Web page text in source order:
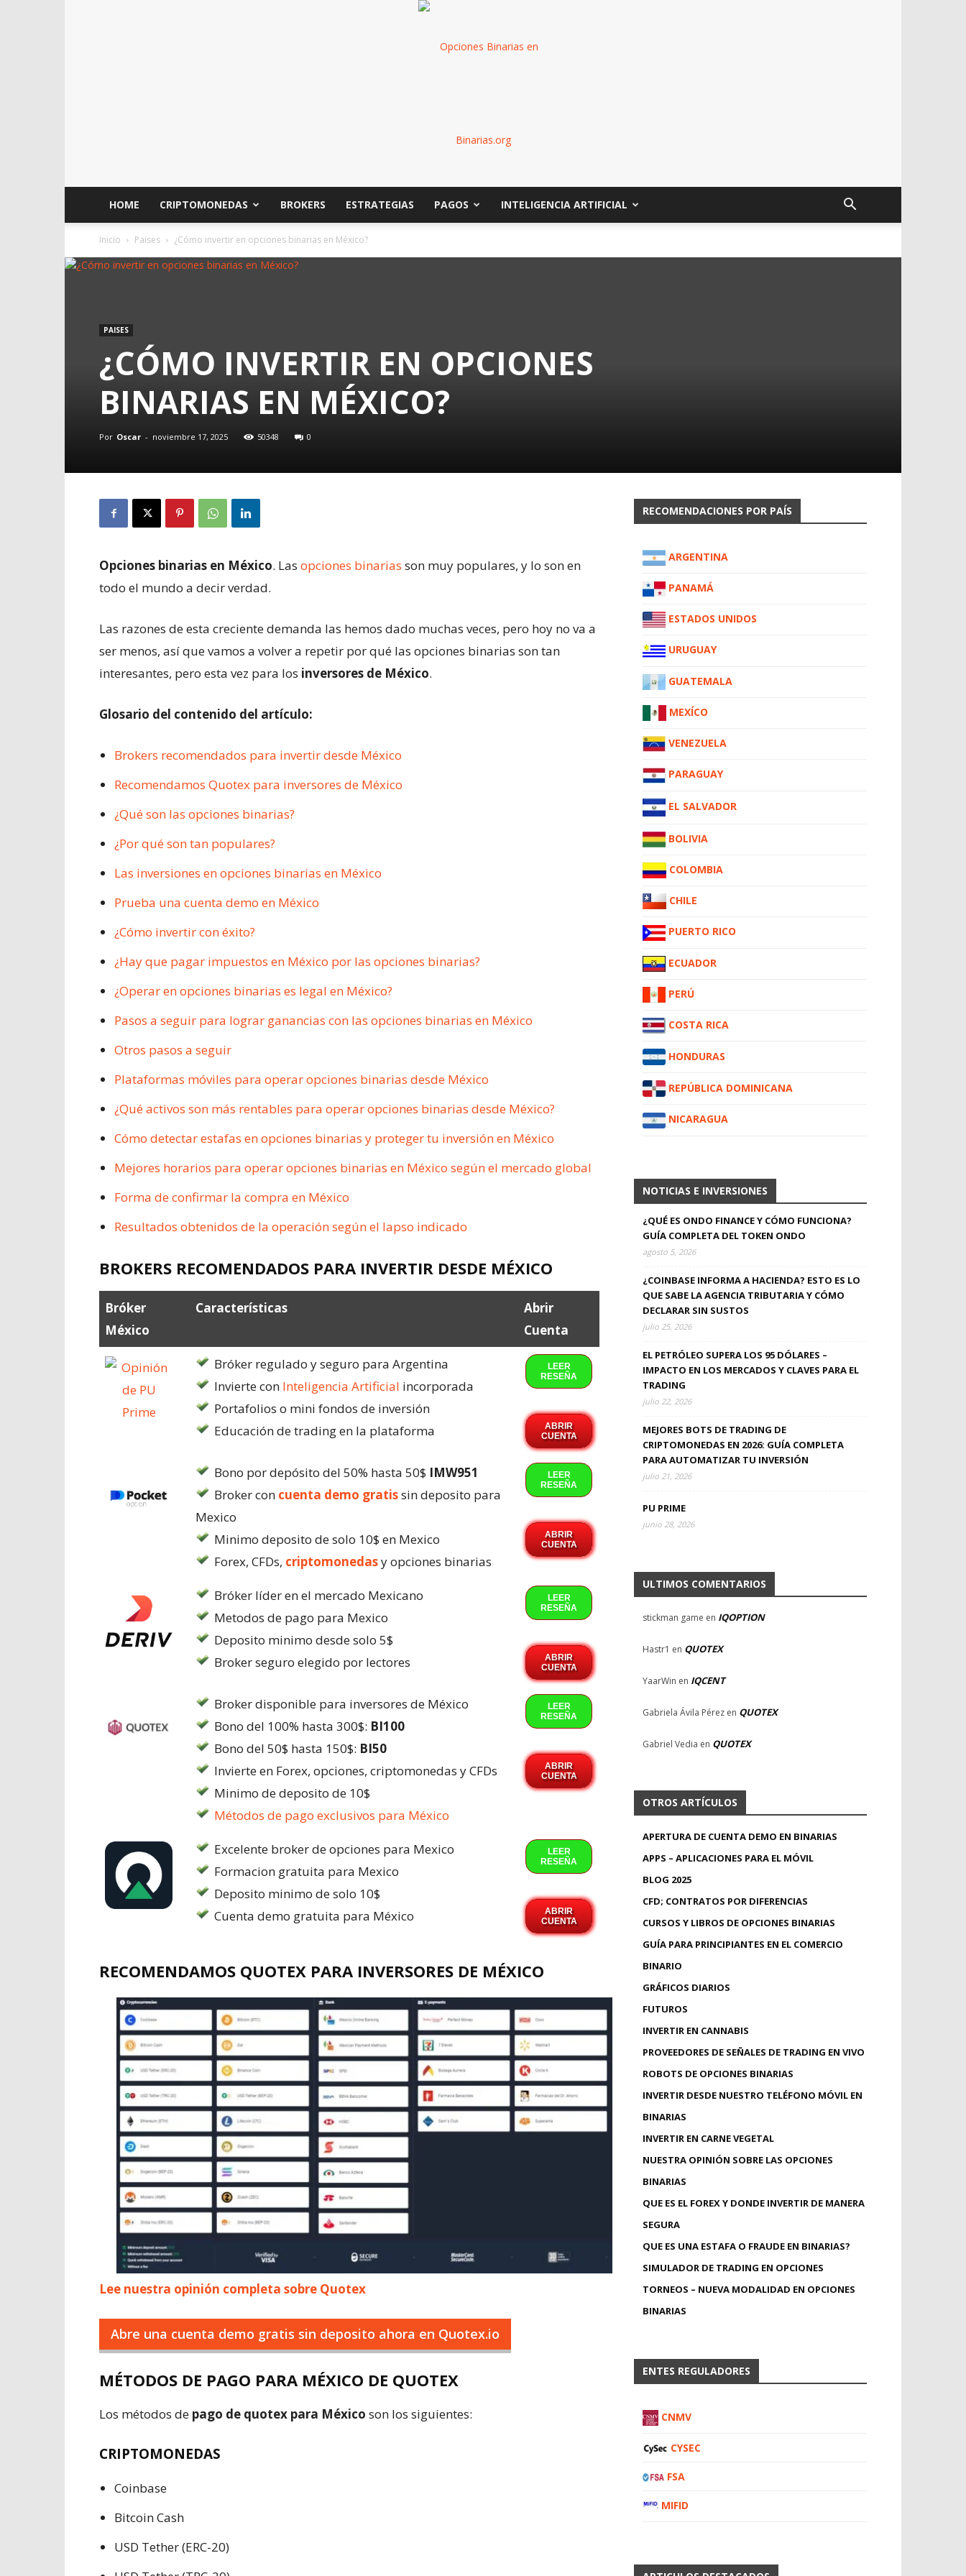
HOME CRIPTOMONEDAS BROKERS ESTRATEGIAS PAGOS INTELIGENCIA ARTIFICIAL
Inicio Paises ¿Cómo invertir en opciones binarias en México?
PAISES
¿CÓMO INVERTIR EN OPCIONES
BINARIAS EN MÉXICO?
Por Oscar - noviembre 17, 2025 50348 0
Opciones binarias en México. Las opciones binarias son muy populares, y lo son en
todo el mundo a decir verdad.
Las razones de esta creciente demanda las hemos dado muchas veces, pero hoy no va a
ser menos, así que vamos a volver a repetir por qué las opciones binarias son tan
interesantes, pero esta vez para los inversores de México.
Glosario del contenido del artículo:
Brokers recomendados para invertir desde México
Recomendamos Quotex para inversores de México
¿Qué son las opciones binarias?
¿Por qué son tan populares?
Las inversiones en opciones binarias en México
Prueba una cuenta demo en México
¿Cómo invertir con éxito?
¿Hay que pagar impuestos en México por las opciones binarias?
¿Operar en opciones binarias es legal en México?
Pasos a seguir para lograr ganancias con las opciones binarias en México
Otros pasos a seguir
Plataformas móviles para operar opciones binarias desde México
¿Qué activos son más rentables para operar opciones binarias desde México?
Cómo detectar estafas en opciones binarias y proteger tu inversión en México
Mejores horarios para operar opciones binarias en México según el mercado global
Forma de confirmar la compra en México
Resultados obtenidos de la operación según el lapso indicado
BROKERS RECOMENDADOS PARA INVERTIR DESDE MÉXICO
Bróker
México
Características
Abrir
Cuenta
Bróker regulado y seguro para Argentina
Invierte con Inteligencia Artificial incorporada
Portafolios o mini fondos de inversión
Educación de trading en la plataforma
LEER
RESEÑA
ABRIR
CUENTA
Bono por depósito del 50% hasta 50$ IMW951
Broker con cuenta demo gratissin deposito para
Mexico
Minimo deposito de solo 10$ en Mexico
Forex, CFDs, criptomonedasy opciones binarias
LEER
RESEÑA
ABRIR
CUENTA
Bróker líder en el mercado Mexicano
Metodos de pago para Mexico
Deposito minimo desde solo 5$
Broker seguro elegido por lectores
LEER
RESEÑA
ABRIR
CUENTA
Broker disponible para inversores de México
Bono del 100% hasta 300$: BI100
Bono del 50$ hasta 150$: BI50
Invierte en Forex, opciones, criptomonedas y CFDs
Minimo de deposito de 10$
Métodos de pago exclusivos para México
LEER
RESEÑA
ABRIR
CUENTA
Excelente broker de opciones para Mexico
Formacion gratuita para Mexico
Deposito minimo de solo 10$
Cuenta demo gratuita para México
LEER
RESEÑA
ABRIR
CUENTA
RECOMENDAMOS QUOTEX PARA INVERSORES DE MÉXICO
Lee nuestra opinión completa sobre Quotex
Abre una cuenta demo gratis sin deposito ahora en Quotex.io
MÉTODOS DE PAGO PARA MÉXICO DE QUOTEX
Los métodos de pago de quotex para México son los siguientes:
CRIPTOMONEDAS
Coinbase
Bitcoin Cash
USD Tether (ERC-20)
RECOMENDACIONES POR PAÍS
ARGENTINA
PANAMÁ
ESTADOS UNIDOS
URUGUAY
GUATEMALA
MEXÍCO
VENEZUELA
PARAGUAY
EL SALVADOR
BOLIVIA
COLOMBIA
CHILE
PUERTO RICO
ECUADOR
PERÚ
COSTA RICA
HONDURAS
REPÚBLICA DOMINICANA
NICARAGUA
NOTICIAS E INVERSIONES
¿QUÉ ES ONDO FINANCE Y CÓMO FUNCIONA?
GUÍA COMPLETA DEL TOKEN ONDO
agosto 5, 2026
¿COINBASE INFORMA A HACIENDA? ESTO ES LO
QUE SABE LA AGENCIA TRIBUTARIA Y CÓMO
DECLARAR SIN SUSTOS
julio 25, 2026
EL PETRÓLEO SUPERA LOS 95 DÓLARES –
IMPACTO EN LOS MERCADOS Y CLAVES PARA EL
TRADING
julio 22, 2026
MEJORES BOTS DE TRADING DE
CRIPTOMONEDAS EN 2026: GUÍA COMPLETA
PARA AUTOMATIZAR TU INVERSIÓN
julio 21, 2026
PU PRIME
junio 28, 2026
ULTIMOS COMENTARIOS
stickman game en IQOPTION
Hastr1 en QUOTEX
YaarWin en IQCENT
Gabriela Ávila Pérez en QUOTEX
Gabriel Vedia en QUOTEX
OTROS ARTÍCULOS
APERTURA DE CUENTA DEMO EN BINARIAS
APPS – APLICACIONES PARA EL MÓVIL
BLOG 2025
CFD; CONTRATOS POR DIFERENCIAS
CURSOS Y LIBROS DE OPCIONES BINARIAS
GUÍA PARA PRINCIPIANTES EN EL COMERCIO
BINARIO
GRÁFICOS DIARIOS
FUTUROS
INVERTIR EN CANNABIS
PROVEEDORES DE SEÑALES DE TRADING EN VIVO
ROBOTS DE OPCIONES BINARIAS
INVERTIR DESDE NUESTRO TELÉFONO MÓVIL EN
BINARIAS
INVERTIR EN CARNE VEGETAL
NUESTRA OPINIÓN SOBRE LAS OPCIONES
BINARIAS
QUE ES EL FOREX Y DONDE INVERTIR DE MANERA
SEGURA
QUE ES UNA ESTAFA O FRAUDE EN BINARIAS?
SIMULADOR DE TRADING EN OPCIONES
TORNEOS – NUEVA MODALIDAD EN OPCIONES
BINARIAS
ENTES REGULADORES
CNMV
CYSEC
FSA
MIFID